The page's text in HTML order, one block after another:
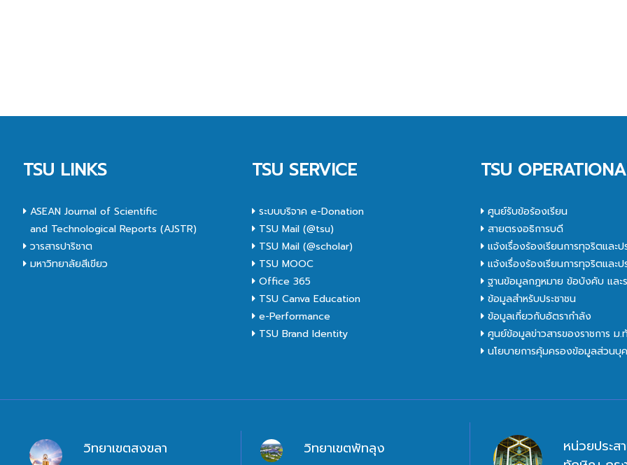
TSU LINKS
ASEAN Journal of Scientific
and Technological Reports (AJSTR)
วารสารปาริชาต
มหาวิทยาลัยสีเขียว
TSU SERVICE
ระบบบริจาค e-Donation
TSU Mail (@tsu)
TSU Mail (@scholar)
TSU MOOC
Office 365
TSU Canva Education
e-Performance
TSU Brand Identity
TSU
ศูนย์รับข้อร้องเรียน
สายตรงอธิการบดี
แจ้งเรื่องร้องเรียนการทุจริตและ
แจ้งเรื่องร้องเรียนการทุจริตและ
ฐานข้อมูลกฎหมาย ข้อบังคับ และร
ข้อมูลสำหรับประชาชน
ข้อมูลเกี่ยวกับอัตรากำลัง
ศูนย์ข้อมูลข่าวสารของราชการ
นโยบายการคุ้มครองข้อมูลส่วนบุ
วิทยาเขตสงขลา
วิทยาเขตพัทลุง
หน่วยประส